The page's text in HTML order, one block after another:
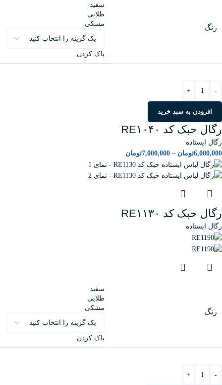
رنگ
سفید
طلایی
مشکی
پاک کردن
-
+
افزودن به سبد خرید
رگال حبک کد RE۱۰۴۰
رگال ایستاده
6,000,000تومان –
7,000,000تومان
رگال حبک کد RE۱۱۳۰
رگال ایستاده
رنگ
سفید
طلایی
مشکی
پاک کردن
-
+